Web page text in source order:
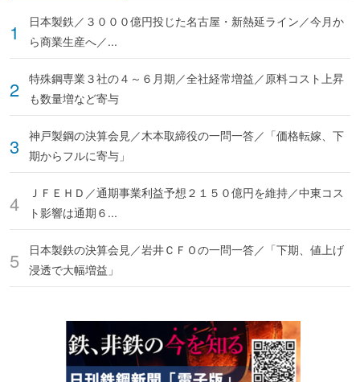
日本製鉄／３０００億円投じた名古屋・新熱延ライン／今月か
ら商業生産へ／...
特殊鋼専業３社の４～６月期／全社経常増益／原料コスト上昇
も数量増など寄与
神戸製鋼の決算会見／木本取締役の一問一答／「価格転嫁、下
期からフルに寄与」
ＪＦＥＨＤ／通期事業利益予想２１５０億円を維持／中東コス
ト影響は通期６...
日本製鉄の決算会見／岩井ＣＦＯの一問一答／「下期、値上げ
浸透で大幅増益」